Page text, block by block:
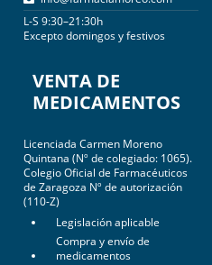
L-S 9:30–21:30h
Excepto domingos y festivos
VENTA DE
MEDICAMENTOS
Licenciada Carmen Moreno
Quintana (Nº de colegiado: 1065).
Colegio Oficial de Farmacéuticos
de Zaragoza Nº de autorización
(110-Z)
Legislación aplicable
Compra y envío de
medicamentos